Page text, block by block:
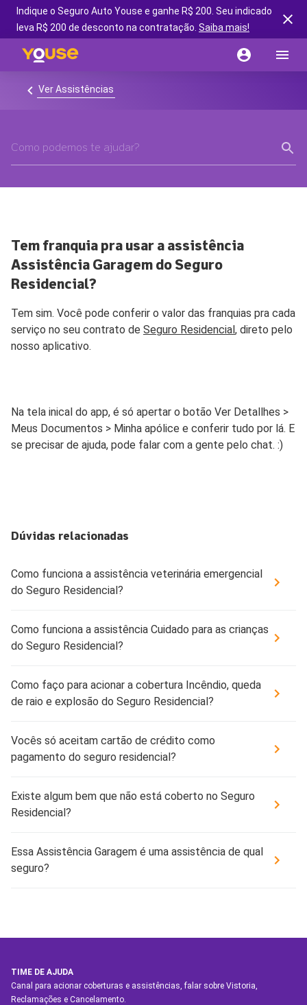
Indique o Seguro Auto Youse e ganhe R$ 200. Seu indicado
leva R$ 200 de desconto na contratação. Saiba mais!
Ver Assistências
Tem franquia pra usar a assistência
Assistência Garagem do Seguro
Residencial?
Tem sim. Você pode conferir o valor das franquias pra cada
serviço no seu contrato de Seguro Residencial, direto pelo
nosso aplicativo.
Na tela inical do app, é só apertar o botão Ver Detallhes >
Meus Documentos > Minha apólice e conferir tudo por lá. E
se precisar de ajuda, pode falar com a gente pelo chat. :)
Dúvidas relacionadas
Como funciona a assistência veterinária emergencial
do Seguro Residencial?
Como funciona a assistência Cuidado para as crianças
do Seguro Residencial?
Como faço para acionar a cobertura Incêndio, queda
de raio e explosão do Seguro Residencial?
Vocês só aceitam cartão de crédito como
pagamento do seguro residencial?
Existe algum bem que não está coberto no Seguro
Residencial?
Essa Assistência Garagem é uma assistência de qual
seguro?
TIME DE AJUDA
Canal para acionar coberturas e assistências, falar sobre Vistoria,
Reclamações e Cancelamento.